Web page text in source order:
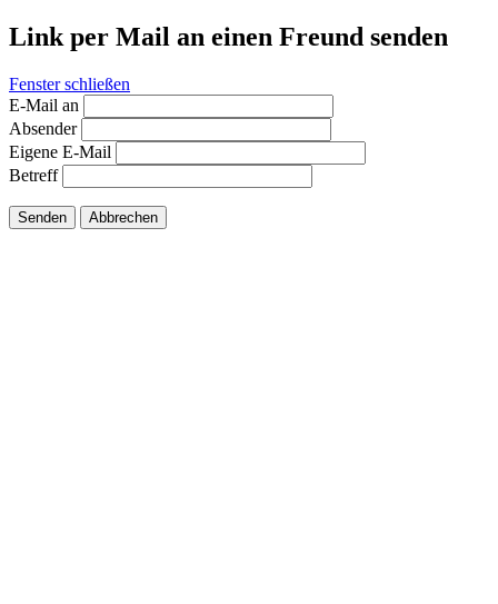
Link per Mail an einen Freund senden
Fenster schließen
E-Mail an
Absender
Eigene E-Mail
Betreff
Senden Abbrechen